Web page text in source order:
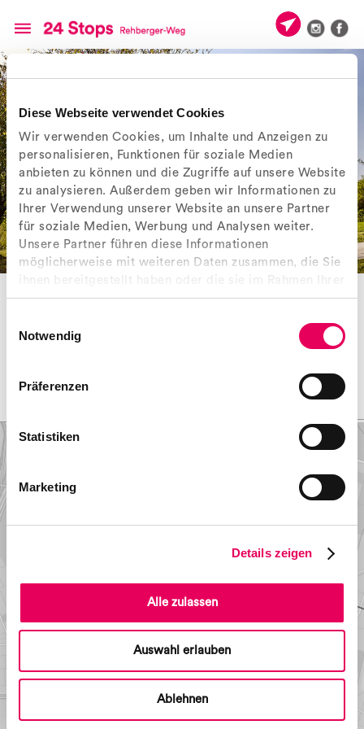
Diese Webseite verwendet Cookies
Wir verwenden Cookies, um Inhalte und Anzeigen zu
personalisieren, Funktionen für soziale Medien
anbieten zu können und die Zugriffe auf unsere Website
zu analysieren. Außerdem geben wir Informationen zu
Ihrer Verwendung unserer Website an unsere Partner
für soziale Medien, Werbung und Analysen weiter.
Unsere Partner führen diese Informationen
möglicherweise mit weiteren Daten zusammen, die Sie
Nutzung der Dienste gesammelt haben.
Notwendig
Präferenzen
Statistiken
Marketing
Details zeigen
Alle zulassen
Auswahl erlauben
Ablehnen
Wichtig am Wegrand ist der Behälter, in dem das Brotzeitpapier, der
Becher oder der Kaugummi entsorgt werden können.
Nächstes Objekt >